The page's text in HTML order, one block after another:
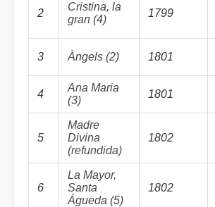
2
Cristina, la
gran (4)
1799
3 Àngels (2) 1801
4
Ana Maria
(3)
1801
5
Madre
Divina
(refundida)
1802
6
La Mayor,
Santa
Águeda (5)
1802